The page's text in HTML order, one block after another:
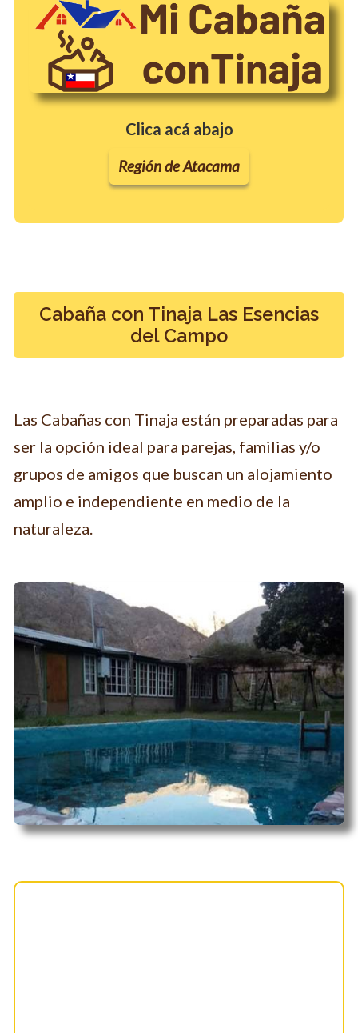
Clica acá abajo
Región de Atacama
Cabaña con Tinaja Las Esencias
del Campo
Las Cabañas con Tinaja están preparadas para
ser la opción ideal para parejas, familias y/o
grupos de amigos que buscan un alojamiento
amplio e independiente en medio de la
naturaleza.